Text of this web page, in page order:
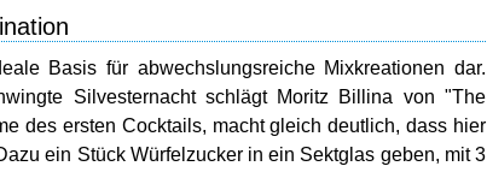
Basis für abwechslungsreiche Mixkreationen dar.
Silvesternacht schlägt Moritz Billina von "The
des ersten Cocktails, macht gleich deutlich, dass hier
ein Stück Würfelzucker in ein Sektglas geben, mit 3